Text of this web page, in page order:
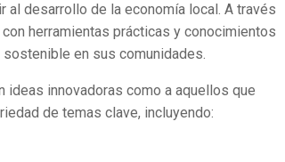
desarrollo de la economía local. A través
herramientas prácticas y conocimientos
en sus comunidades.
ideas innovadoras como a aquellos que
de temas clave, incluyendo: